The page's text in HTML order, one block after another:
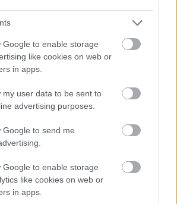
Google to enable storage
like cookies on web or
in apps.
my user data to be sent to
advertising purposes.
Google to send me
Google to enable storage
like cookies on web or
in apps.
lakosságra is fontos szerep hárul a
elkerülésében
NAPJA - JÚLIUS 30-RA
EMBERISÉG A FÖLD EGÉSZ
HIRDETÉS